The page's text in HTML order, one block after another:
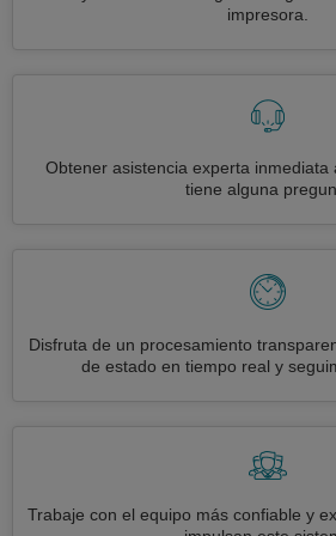
impresora.
Obtener asistencia experta inmediata
tiene alguna
Disfruta de un procesamiento
de estado en tiempo real y
Trabaje con el equipo más confiable y